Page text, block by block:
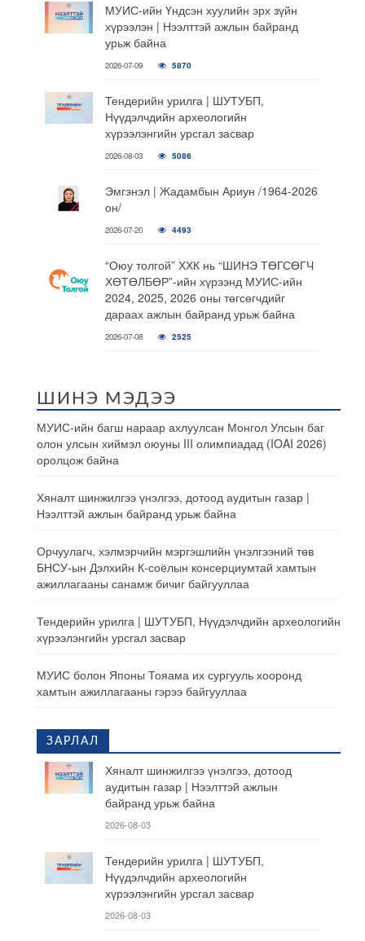
МУИС-ийн Үндсэн хуулийн эрх зүйн
хүрээлэн | Нээлттэй ажлын байранд
урьж байна
2026-07-09 5870
Тендерийн урилга | ШУТУБП,
Нүүдэлчдийн археологийн
хүрээлэнгийн урсгал засвар
2026-08-03 5086
Эмгэнэл | Жадамбын Ариун /1964-2026
он/
2026-07-20 4493
“Оюу толгой” ХХК нь “ШИНЭ ТӨГСӨГЧ
ХӨТӨЛБӨР”-ийн хүрээнд МУИС-ийн
2024, 2025, 2026 оны төгсөгчдийг
дараах ажлын байранд урьж байна
2026-07-08 2525
ШИНЭ МЭДЭЭ
МУИС-ийн багш нараар ахлуулсан Монгол Улсын баг
олон улсын хиймэл оюуны III олимпиадад (IOAI 2026)
оролцож байна
Хяналт шинжилгээ үнэлгээ, дотоод аудитын газар |
Нээлттэй ажлын байранд урьж байна
Орчуулагч, хэлмэрчийн мэргэшлийн үнэлгээний төв
БНСУ-ын Дэлхийн К-соёлын консерциумтай хамтын
ажиллагааны санамж бичиг байгууллаа
Тендерийн урилга | ШУТУБП, Нүүдэлчдийн археологийн
хүрээлэнгийн урсгал засвар
МУИС болон Японы Тояама их сургууль хооронд
хамтын ажиллагааны гэрээ байгууллаа
ЗАРЛАЛ
Хяналт шинжилгээ үнэлгээ, дотоод
аудитын газар | Нээлттэй ажлын
байранд урьж байна
2026-08-03
Тендерийн урилга | ШУТУБП,
Нүүдэлчдийн археологийн
хүрээлэнгийн урсгал засвар
2026-08-03